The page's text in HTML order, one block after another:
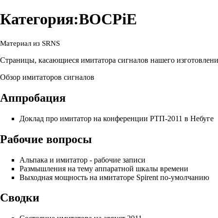
Категория:BOCPiE
Материал из SRNS
Страницы, касающиеся имитатора сигналов нашего
Обзор имитаторов сигналов
Аппробация
Доклад про имитатор на конференции РТП-2011 в Небуге
Рабочие вопросы
Альпака и имитатор - рабочие записи
Размышления на тему аппаратной шкалы времени
Выходная мощность на имитаторе Spirent по-умолчанию
Сводки